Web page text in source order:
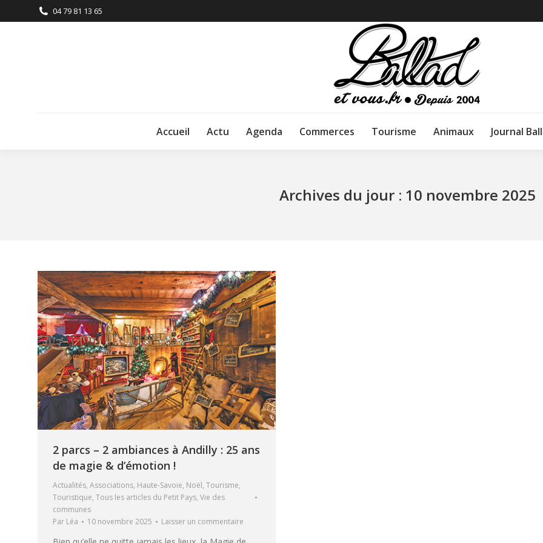
04 79 81 13 65
Accueil Actu Agenda Commerces Tourisme Animaux Journal
Archives du jour : 10 novembre 2025
2 parcs – 2 ambiances à Andilly : 25 ans
de magie & d’émotion !
Actualités, Associations, Haute-Savoie, Noël, Tourisme,
Touristique, Tous les articles du Petit Pays, Vie des
communes
Par Léa 10 novembre 2025 Laisser un commentaire